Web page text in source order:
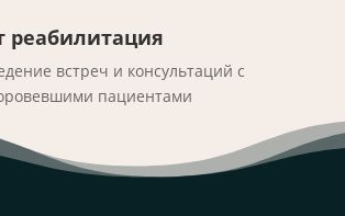
реабилитация
встреч и консультаций с
пациентами